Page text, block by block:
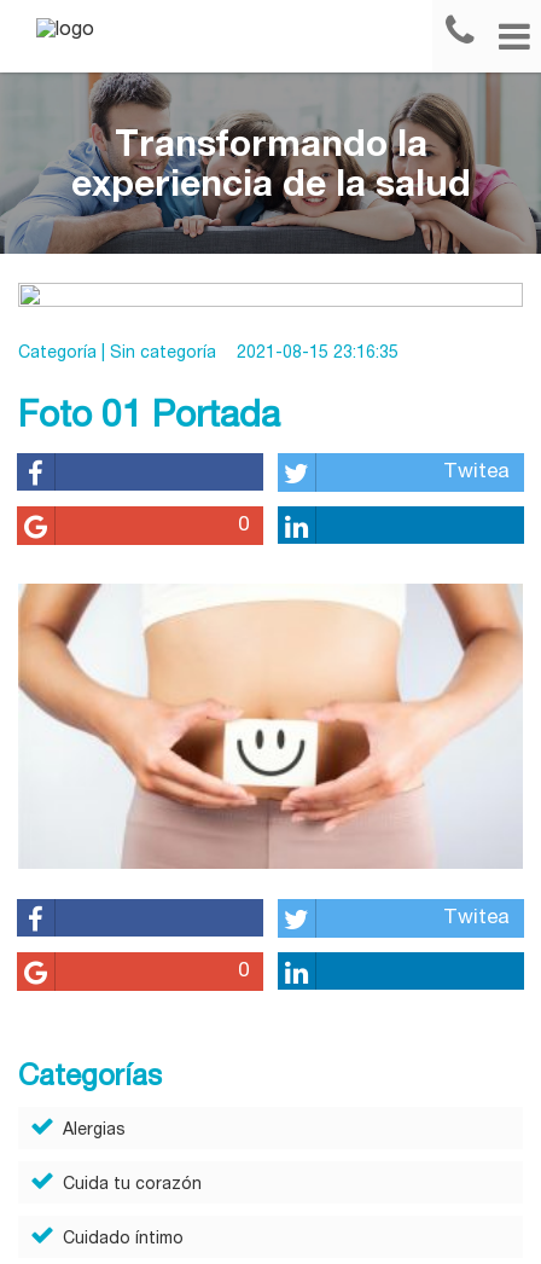
Transformando la
experiencia de la salud
Categoría | Sin categoría 2021-08-15 23:16:35
Foto 01 Portada
Twitea
0
Twitea
0
Categorías
Alergias
Cuida tu corazón
Cuidado íntimo